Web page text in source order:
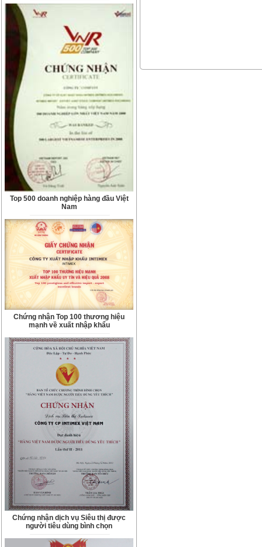
Top 500 doanh nghiệp hàng đầu Việt
Nam
Chứng nhận Top 100 thương hiệu
mạnh về xuất nhập khẩu
Chứng nhận dịch vụ Siêu thị được
người tiêu dùng bình chọn